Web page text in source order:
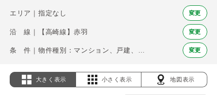
エリア｜指定なし 変更
沿 線｜【高崎線】赤羽 変更
変更
大きく表示 小さく表示 地図表示